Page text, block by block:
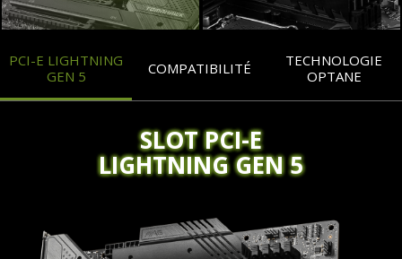
PCI-E LIGHTNING
GEN 5
COMPATIBILITÉ
TECHNOLOGIE
OPTANE
SLOT PCI-E
LIGHTNING GEN 5